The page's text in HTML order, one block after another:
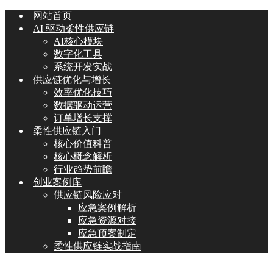
网站首页
AI 驱动柔性供应链
AI核心模块
数字化工具
系统开发实战
供应链优化与增长
效率优化技巧
数据驱动运营
订单增长支撑
柔性供应链入门
核心价值科普
核心概念解析
行业趋势前瞻
创业案例库
供应链风险应对
应急案例解析
应急资源对接
应急预案制定
柔性供应链实战指南